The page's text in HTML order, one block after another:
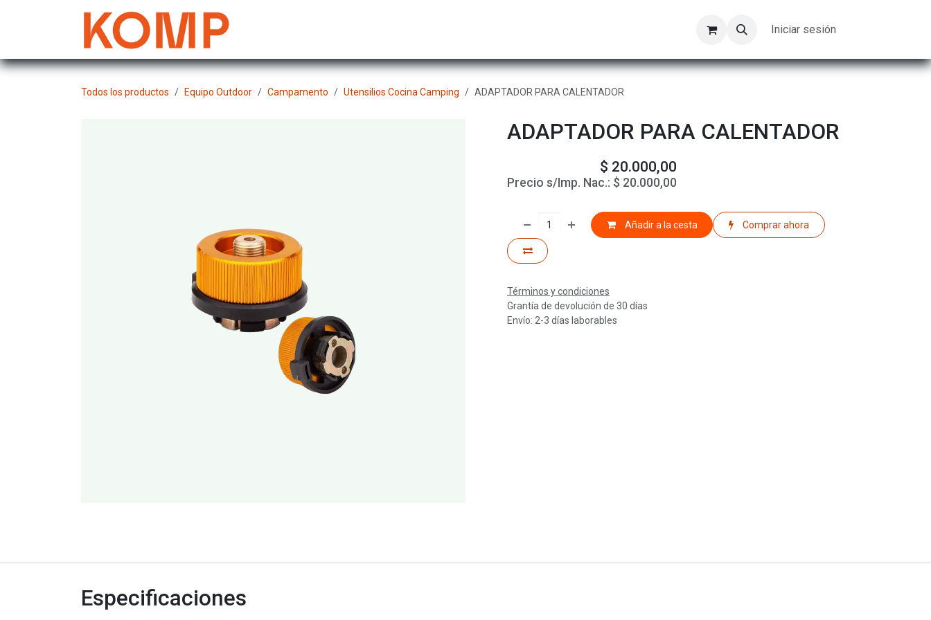
Trabajos Iniciar sesión
Todos los productos Equipo Outdoor Campamento Utensilios Cocina Camping ADAPTADOR PARA CALENTADOR
ADAPTADOR PARA CALENTADOR
$ 20.000,00
Precio s/Imp. Nac.: $ 20.000,00
Añadir a la cesta Comprar ahora
Términos y condiciones
Grantía de devolución de 30 días
Envío: 2-3 días laborables
Especificaciones